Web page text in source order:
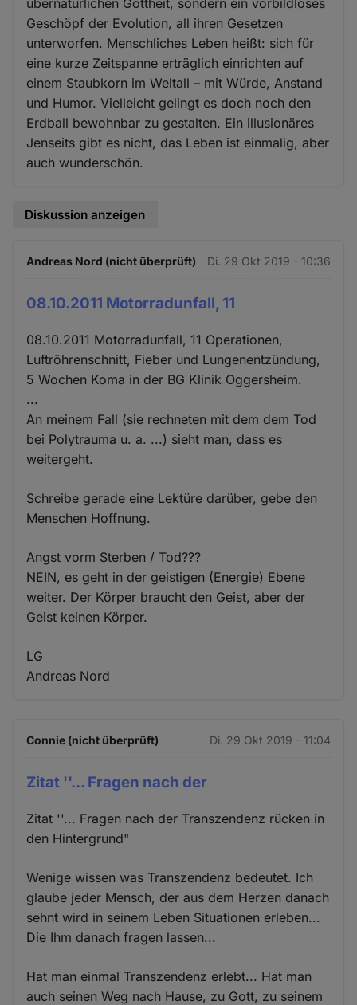
Geschöpf der Evolution, all ihren Gesetzen
unterworfen. Menschliches Leben heißt: sich für
eine kurze Zeitspanne erträglich einrichten auf
einem Staubkorn im Weltall – mit Würde, Anstand
und Humor. Vielleicht gelingt es doch noch den
Erdball bewohnbar zu gestalten. Ein illusionäres
Jenseits gibt es nicht, das Leben ist einmalig, aber
auch wunderschön.
Diskussion anzeigen
Andreas Nord (nicht überprüft) Di. 29 Okt 2019 - 10:36
08.10.2011 Motorradunfall, 11
08.10.2011 Motorradunfall, 11 Operationen,
Luftröhrenschnitt, Fieber und Lungenentzündung,
5 Wochen Koma in der BG Klinik Oggersheim.
...
An meinem Fall (sie rechneten mit dem dem Tod
bei Polytrauma u. a. ...) sieht man, dass es
weitergeht.
Schreibe gerade eine Lektüre darüber, gebe den
Menschen Hoffnung.
Angst vorm Sterben / Tod???
NEIN, es geht in der geistigen (Energie) Ebene
weiter. Der Körper braucht den Geist, aber der
Geist keinen Körper.
LG
Andreas Nord
Connie (nicht überprüft) Di. 29 Okt 2019 - 11:04
Zitat ''... Fragen nach der
Zitat ''... Fragen nach der Transzendenz rücken in
den Hintergrund"
Wenige wissen was Transzendenz bedeutet. Ich
glaube jeder Mensch, der aus dem Herzen danach
sehnt wird in seinem Leben Situationen erleben...
Die Ihm danach fragen lassen...
Hat man einmal Transzendenz erlebt... Hat man
auch seinen Weg nach Hause, zu Gott, zu seinem